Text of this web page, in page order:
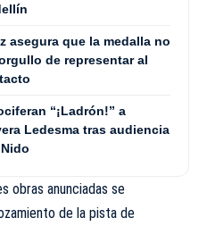
asegura que la medalla no
de representar al
“¡Ladrón!” a
Ledesma tras audiencia
obras anunciadas se
de la pista de